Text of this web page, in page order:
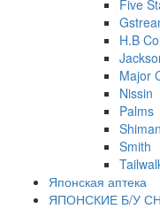
Five
H.B
Major
Nissin
Palms
Smith
Японская аптека
ЯПОНСКИЕ Б/У